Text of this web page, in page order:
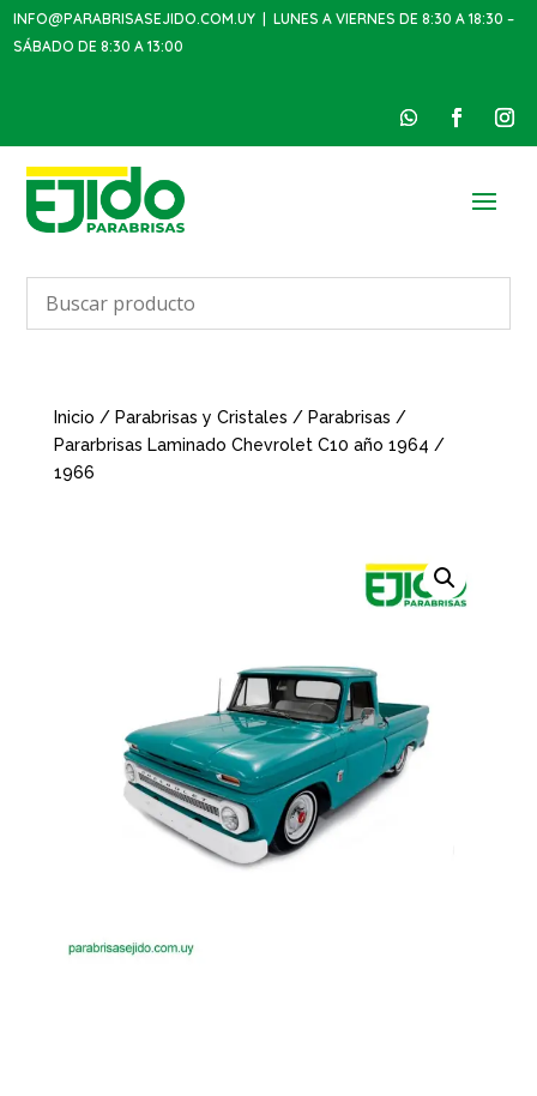
INFO@PARABRISASEJIDO.COM.UY | LUNES A VIERNES DE 8:30 A 18:30 –
SÁBADO DE 8:30 A 13:00
Inicio / Parabrisas y Cristales / Parabrisas /
Pararbrisas Laminado Chevrolet C10 año 1964 /
1966